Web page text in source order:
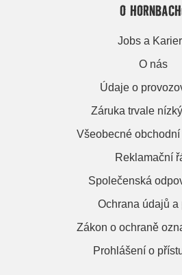
O
Jobs a
O nás
Údaje o
Záruka trvale
Všeobecné
Reklamační
Společenská
Ochrana údajů a
Zákon o ochraně
Prohlášení o